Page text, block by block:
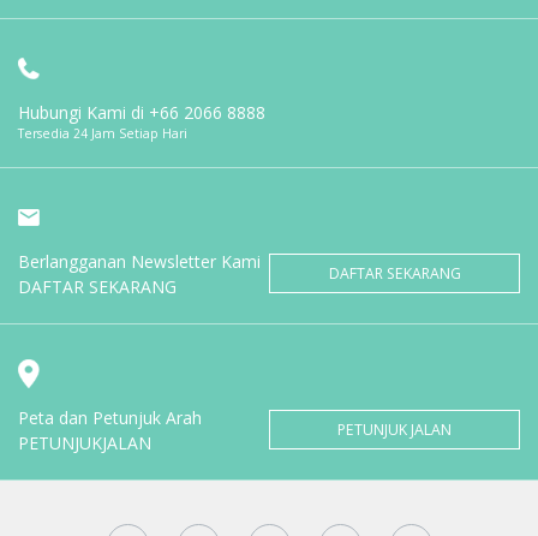
Hubungi Kami di +66 2066 8888
Tersedia 24 Jam Setiap Hari
Berlangganan Newsletter Kami
DAFTAR SEKARANG
DAFTAR SEKARANG
Peta dan Petunjuk Arah
PETUNJUKJALAN
PETUNJUK JALAN